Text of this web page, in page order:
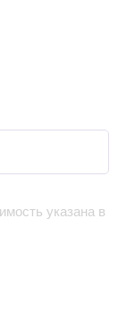
указана в